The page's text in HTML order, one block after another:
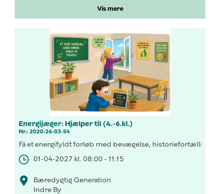
Vis mere
Energijæger: Hjælper til (4.-6.kl.)
Nr.: 2020-26-03-54
Få et energifyldt forløb med bevægelse, historiefortælling
01-04-2027 kl. 08:00 - 11:15
Bæredygtig Generation
Indre By